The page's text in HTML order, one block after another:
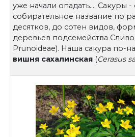
уже начали опадать.... Сакуры
собирательное название по
десятков, до сотен видов,
деревьев подсемейства
Prunoideae). Наша сакура по-
вишня сахалинская (Cerasus